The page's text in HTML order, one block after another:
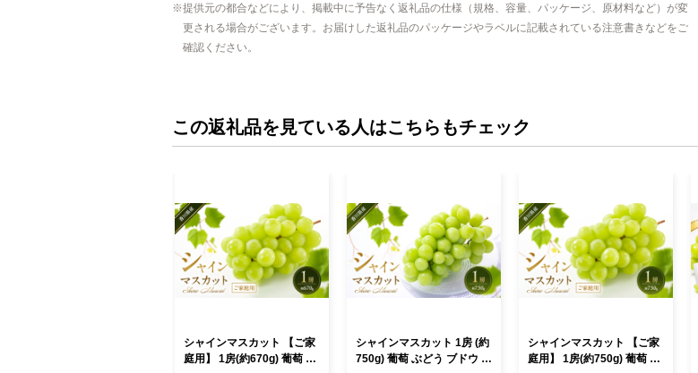
提供元の都合などにより、掲載中に予告なく返礼品の仕様（規格、容量、パッケージ、原材料など）が変
更される場合がございます。お届けした返礼品のパッケージやラベルに記載されている注意書きなどをご
確認ください。
この返礼品を見ている人はこちらもチェック
シャインマスカット 【ご家
庭用】 1房(約670g) 葡萄 ぶ
シャインマスカット 1房 (約
750g) 葡萄 ぶどう ブドウ フ
シャインマスカット 【ご家
庭用】 1房(約750g) 葡萄 ぶ